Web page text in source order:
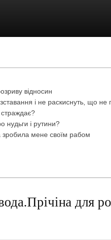
відносин
і не раскиснуть, що не
страждає?
нудьги і рутини?
зробила мене своїм рабом
для